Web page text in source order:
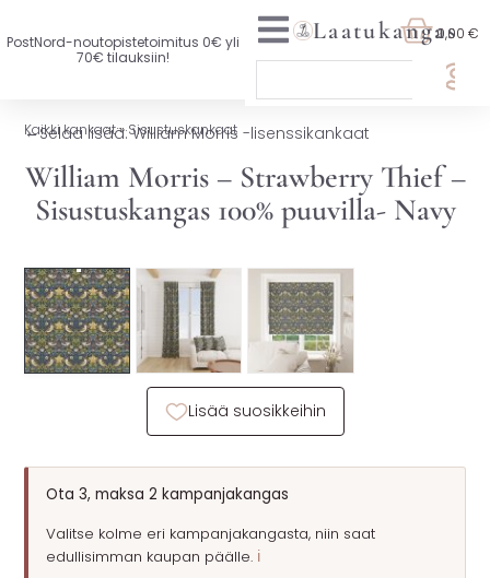
PostNord-noutopistetoimitus 0€ yli
70€ tilauksiin!
UUTTA VALIKOIMASSA
KAIKKI KANKAAT
VAATETUSKANKAAT
SISUSTUSKANKAAT
YLEISKANKAAT
LISENSOIDUT KANKAAT
KANKAAT A-Ö
🔖 OUTLET
Laatukangas0,00 €
Kaikki kankaat»Sisustuskankaat
←Selaa lisää: William Morris -lisenssikankaat
William Morris – Strawberry Thief –
Sisustuskangas 100% puuvilla- Navy
Ota 3, maksa 2 kampanjakangas
Valitse kolme eri kampanjakangasta, niin saat
edullisimman kaupan päälle. ℹ️
Lisää suosikkeihin